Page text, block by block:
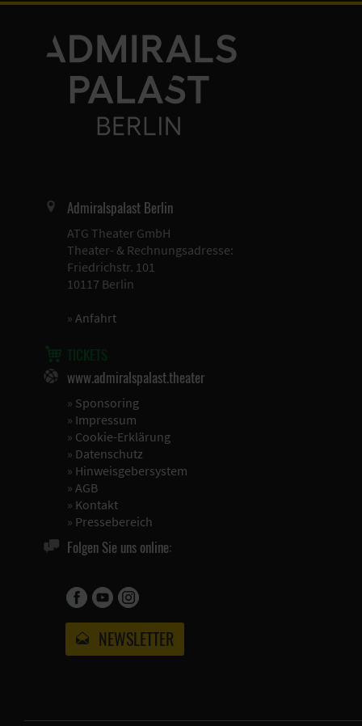
Admiralspalast Berlin
ATG Theater GmbH
Theater- & Rechnungsadresse:
Friedrichstr. 101
10117 Berlin
» Anfahrt
TICKETS
www.admiralspalast.theater
» Sponsoring
» Impressum
» Cookie-Erklärung
» Datenschutz
» Hinweisgebersystem
» AGB
» Kontakt
» Pressebereich
Folgen Sie uns online:
NEWSLETTER